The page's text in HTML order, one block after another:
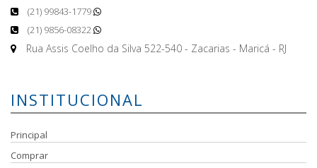
(21) 99843-1779
(21) 9856-08322
Rua Assis Coelho da Silva 522-540 - Zacarias - Maricá - RJ
INSTITUCIONAL
Principal
Comprar